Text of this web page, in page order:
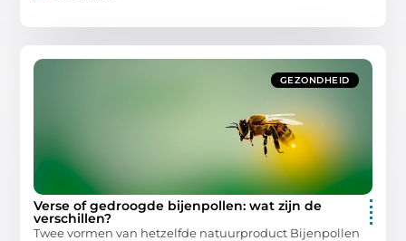
GEZONDHEID
Verse of gedroogde bijenpollen: wat zijn de
verschillen?
Twee vormen van hetzelfde natuurproduct Bijenpollen